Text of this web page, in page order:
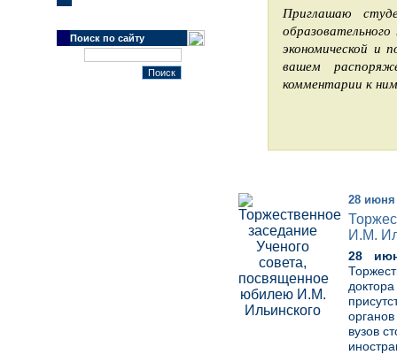
Поиск по сайту
Приглашаю
экономической и
вашем
комментарии к
28 июня
И.М.
28
вузов